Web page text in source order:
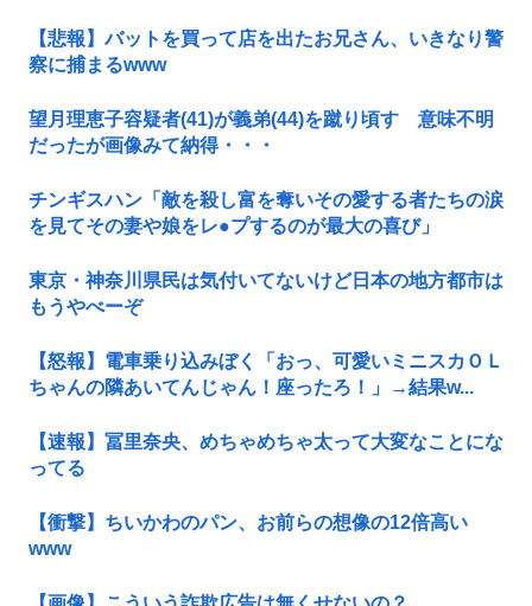
【悲報】バットを買って店を出たお兄さん、いきなり警
察に捕まるwww
望月理恵子容疑者(41)が義弟(44)を蹴り頃す 意味不明
だったが画像みて納得・・・
チンギスハン「敵を殺し富を奪いその愛する者たちの涙
を見てその妻や娘をレ●プするのが最大の喜び」
東京・神奈川県民は気付いてないけど日本の地方都市は
もうやべーぞ
【怒報】電車乗り込みぼく「おっ、可愛いミニスカＯＬ
ちゃんの隣あいてんじゃん！座ったろ！」→結果w...
【速報】冨里奈央、めちゃめちゃ太って大変なことにな
ってる
【衝撃】ちいかわのパン、お前らの想像の12倍高い
www